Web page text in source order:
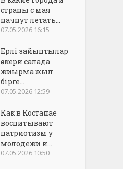
страны с мая
начнут летать...
07.05.2026 16:15
Ерлі зайыптылар
әскери салада
жиырма жыл
бірге...
07.05.2026 12:59
Как в Костанае
воспитывают
патриотизм у
молодежи и...
07.05.2026 10:50